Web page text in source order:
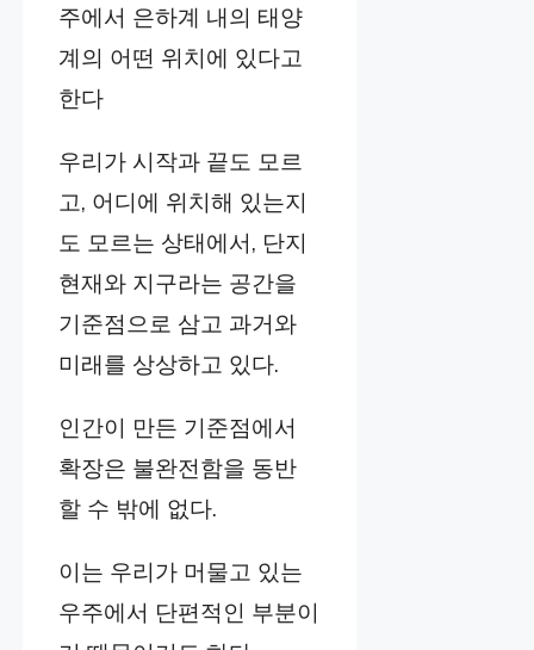
주에서 은하계 내의 태양
계의 어떤 위치에 있다고
한다
우리가 시작과 끝도 모르
고, 어디에 위치해 있는지
도 모르는 상태에서, 단지
현재와 지구라는 공간을
기준점으로 삼고 과거와
미래를 상상하고 있다.
인간이 만든 기준점에서
확장은 불완전함을 동반
할 수 밖에 없다.
이는 우리가 머물고 있는
우주에서 단편적인 부분이